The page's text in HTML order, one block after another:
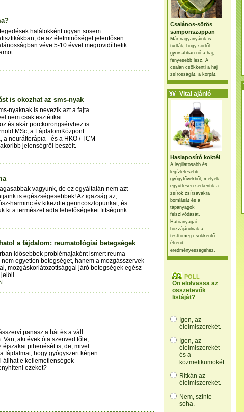
Csalános-sörös
samponszappan
Már nagyanyáink is
tudták, hogy sörtől
gyorsabban nő a haj,
fényesebb lesz. A
csalán csökkenti a haj
zsírosságát, a korpát.
Vital ajánló
Haslaposító koktél
A legillatosabb és
legízletesebb
gyógyfűvekből, melyek
együttesen serkentik a
zsírok zsírsavakra
bomlását és a
tápanyagok
felszívódását.
Hatóanyagai
hozzájárulnak a
testtömeg csökkentő
étrend
eredményességéhez.
POLL
Ön elolvassa az
összetevők
listáját?
Igen, az
élelmiszerekét.
Igen, az
élelmiszerekét
és a
kozmetikumokét.
Ritkán az
élelmiszerekét.
Nem, szinte
soha.
halálokként ugyan sosem
de az életminőséget jelentősen
véve 5-10 évvel megrövidíthetik
is okozhat az sms-nyak
nyaknak is nevezik azt a fajta
nem csak esztétikai
és akár porckorongsérvhez is
MSc, a FájdalomKözpont
neurálterápia - és a HKO / TCM
jelenségről beszélt.
vagyunk, de ez egyáltalán nem azt
is egészségesebbek! Az igazság az,
harminc év kikezdte gerincoszlopunkat, és
ki a természet adta lehetőségeket fittségünk
a fájdalom: reumatológiai betegségek
idősebbek problémajaként ismert reuma
egyetlen betegséget, hanem a mozgásszervek
mozgáskorlátozottsággal járó betegségek egész
jelöli.
panasz a hát és a váll
aki évek óta szenved tőle,
pihenését is, de, mivel
fájdalmat, hogy gyógyszert kérjen
állhat e kellemetlenségek
ezeket?